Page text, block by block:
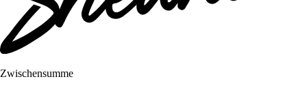
Zwischensumme